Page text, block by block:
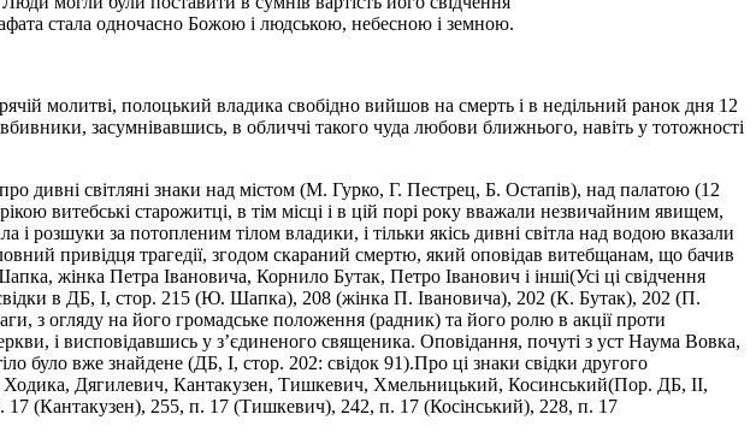
стала одночасно Божою і людською, небесною і земною.
молитві, полоцький владика свобідно вийшов на смерть і в недільний ранок дня 12
засумнівавшись, в обличчі такого чуда любови ближнього, навіть у тотожності
дивні світляні знаки над містом (М. Гурко, Г. Пестрец, Б. Остапів), над палатою (12
витебські старожитці, в тім місці і в цій порі року вважали незвичайним явищем,
розшуки за потопленим тілом владики, і тільки якісь дивні світла над водою вказали
привідця трагедії, згодом скараний смертю, який оповідав витебщанам, що бачив
жінка Петра Івановича, Корнило Бутак, Петро Іванович і інші(Усі ці свідчення
в ДБ, І, стор. 215 (Ю. Шапка), 208 (жінка П. Івановича), 202 (К. Бутак), 202 (П.
з огляду на його громадське положення (радник) та його ролю в акції проти
і висповідавшись у з’єдиненого священика. Оповідання, почуті з уст Наума Вовка,
було вже знайдене (ДБ, І, стор. 202: свідок 91).Про ці знаки свідки другого
Ходика, Дягилевич, Кантакузен, Тишкевич, Хмельницький, Косинський(Пор. ДБ, II,
(Кантакузен), 255, п. 17 (Тишкевич), 242, п. 17 (Косінський), 228, п. 17